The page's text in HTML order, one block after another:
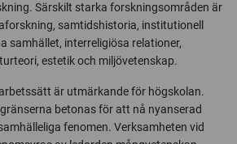
Särskilt starka forskningsområden är
samtidshistoria, institutionell
samhället, interreligiösa relationer,
estetik och miljövetenskap.
är utmärkande för högskolan.
betonas för att nå nyanserad
fenomen. Verksamheten vid